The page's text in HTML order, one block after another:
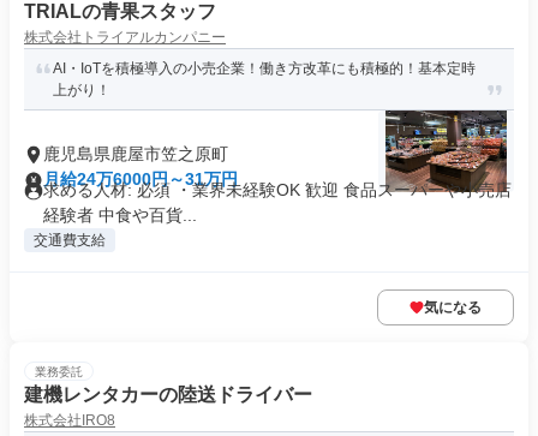
TRIALの青果スタッフ
株式会社トライアルカンパニー
AI・IoTを積極導入の小売企業！働き方改革にも積極的！基本定時
上がり！
鹿児島県鹿屋市笠之原町
月給24万6000円～31万円
求める人材: 必須 ・業界未経験OK 歓迎 食品スーパーや小売店
経験者 中食や百貨...
交通費支給
気になる
業務委託
建機レンタカーの陸送ドライバー
株式会社IRO8